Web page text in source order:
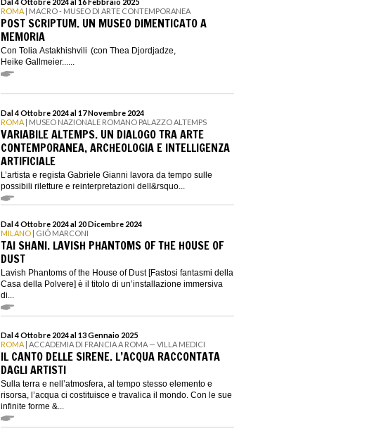
Dal 4 Ottobre 2024 al 16 Febbraio 2025
ROMA | MACRO - MUSEO DI ARTE CONTEMPORANEA
POST SCRIPTUM. UN MUSEO DIMENTICATO A
MEMORIA
Con Tolia Astakhishvili (con Thea Djordjadze,
Heike Gallmeier......
Dal 4 Ottobre 2024 al 17 Novembre 2024
ROMA | MUSEO NAZIONALE ROMANO PALAZZO ALTEMPS
VARIABILE ALTEMPS. UN DIALOGO TRA ARTE
CONTEMPORANEA, ARCHEOLOGIA E INTELLIGENZA
ARTIFICIALE
L’artista e regista Gabriele Gianni lavora da tempo sulle
possibili riletture e reinterpretazioni dell&rsquo...
Dal 4 Ottobre 2024 al 20 Dicembre 2024
MILANO | GIÓ MARCONI
TAI SHANI. LAVISH PHANTOMS OF THE HOUSE OF
DUST
Lavish Phantoms of the House of Dust [Fastosi fantasmi della
Casa della Polvere] è il titolo di un’installazione immersiva
di...
Dal 4 Ottobre 2024 al 13 Gennaio 2025
ROMA | ACCADEMIA DI FRANCIA A ROMA — VILLA MEDICI
IL CANTO DELLE SIRENE. L’ACQUA RACCONTATA
DAGLI ARTISTI
Sulla terra e nell’atmosfera, al tempo stesso elemento e
risorsa, l’acqua ci costituisce e travalica il mondo. Con le sue
infinite forme &...